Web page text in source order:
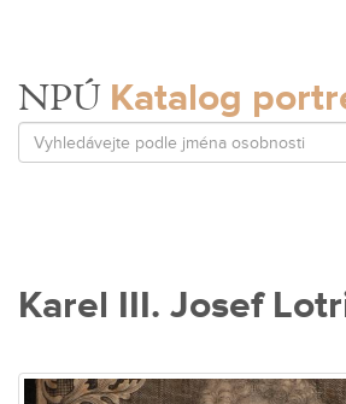
NPÚ Katalog
Karel III. Josef